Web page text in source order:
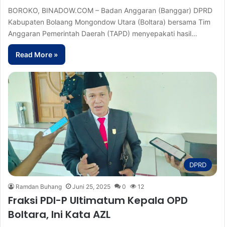
BOROKO, BINADOW.COM – Badan Anggaran (Banggar) DPRD
Kabupaten Bolaang Mongondow Utara (Boltara) bersama Tim
Anggaran Pemerintah Daerah (TAPD) menyepakati hasil…
Read More »
DPRD
Ramdan Buhang Juni 25, 2025 0 12
Fraksi PDI-P Ultimatum Kepala OPD
Boltara, Ini Kata AZL